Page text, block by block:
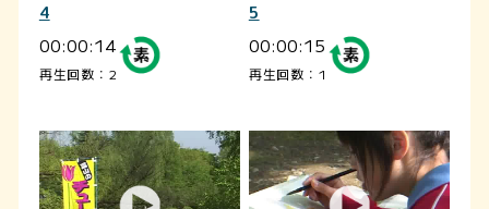
4
00:00:14
再生回数：2
5
00:00:15
再生回数：1